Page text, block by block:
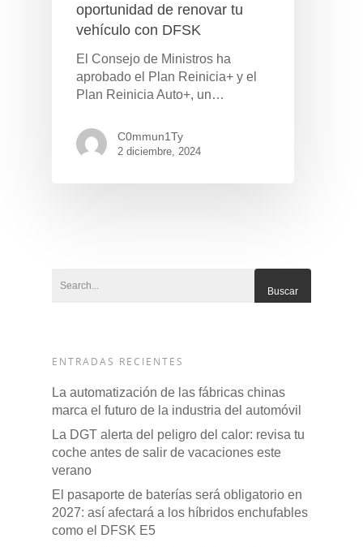
oportunidad de renovar tu
vehículo con DFSK
El Consejo de Ministros ha
aprobado el Plan Reinicia+ y el
Plan Reinicia Auto+, un…
C0mmun1Ty
2 diciembre, 2024
ENTRADAS RECIENTES
La automatización de las fábricas chinas
marca el futuro de la industria del automóvil
La DGT alerta del peligro del calor: revisa tu
coche antes de salir de vacaciones este
verano
El pasaporte de baterías será obligatorio en
2027: así afectará a los híbridos enchufables
como el DFSK E5